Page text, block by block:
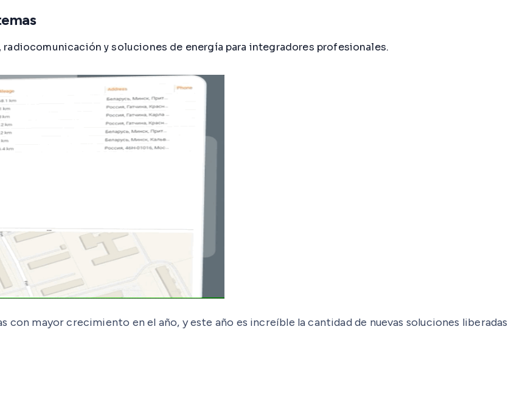
y soluciones de energía para integradores profesionales.
con mayor crecimiento en el año, y este año es increíble la cantidad de nuevas soluciones liberadas